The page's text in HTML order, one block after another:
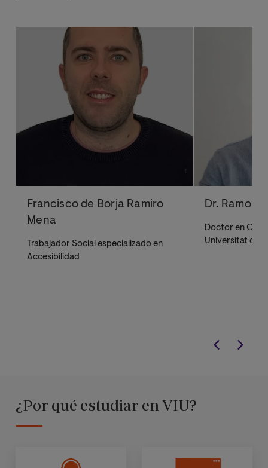
Francisco de Borja Ramiro
Mena
Trabajador Social especializado en
Accesibilidad
Dr. Ramon
Doctor en
Universitat de
¿Por qué estudiar en VIU?